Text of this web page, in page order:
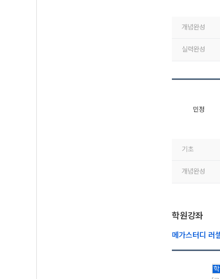
개념완성
실력완성
민정
기초
개념완성
학원강좌
메가스터디 러
학